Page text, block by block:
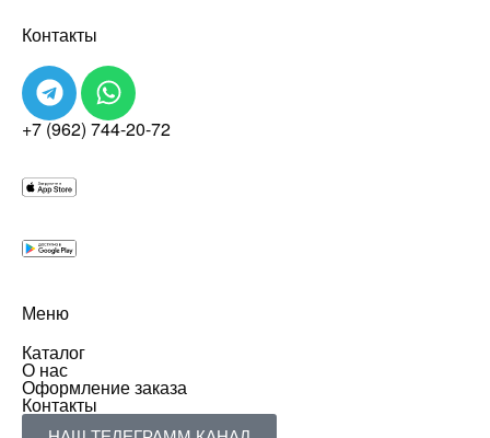
Контакты
+7 (962) 744-20-72
Меню
Каталог
О нас
Оформление заказа
Контакты